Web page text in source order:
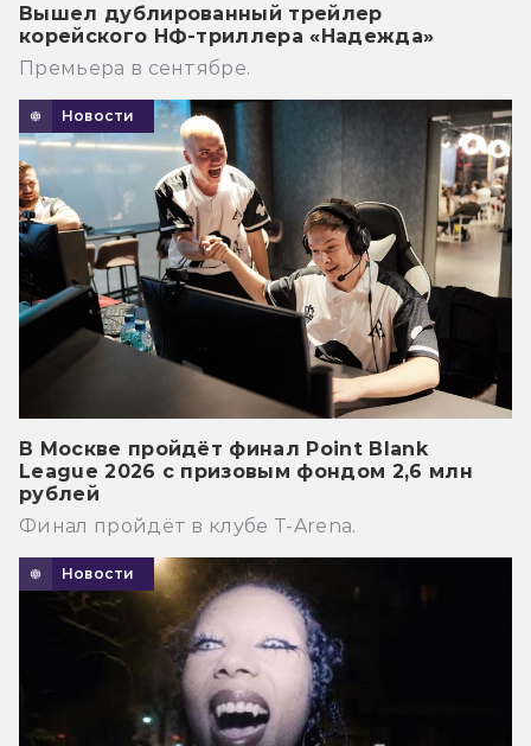
Вышел дублированный трейлер
корейского НФ-триллера «Надежда»
Премьера в сентябре.
Новости
В Москве пройдёт финал Point Blank
League 2026 с призовым фондом 2,6 млн
рублей
Финал пройдёт в клубе T-Arena.
Новости